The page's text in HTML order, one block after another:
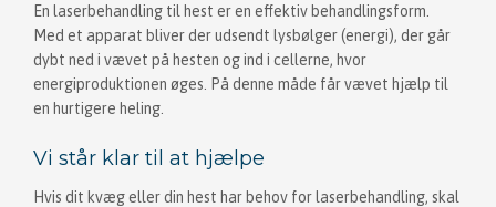
En laserbehandling til hest er en effektiv behandlingsform.
Med et apparat bliver der udsendt lysbølger (energi), der går
dybt ned i vævet på hesten og ind i cellerne, hvor
energiproduktionen øges. På denne måde får vævet hjælp til
en hurtigere heling.
Vi står klar til at hjælpe
Hvis dit kvæg eller din hest har behov for laserbehandling, skal